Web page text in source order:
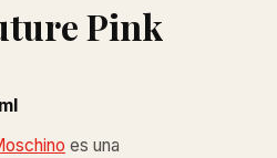
Pink
es una